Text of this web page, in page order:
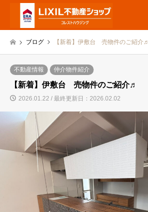
ブログ 【新着】伊敷台 売物件のご紹介♬
不動産情報 仲介物件紹介
【新着】伊敷台 売物件のご紹介♬
2026.01.22 / 最終更新日：2026.02.02